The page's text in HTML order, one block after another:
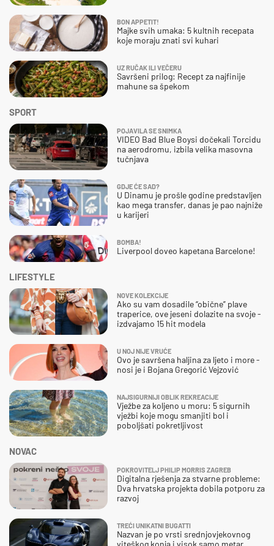
SPORT
POJAVILA SE SNIMKA
VIDEO Bad Blue Boysi dočekali Torcidu
na aerodromu, izbila velika masovna
tučnjava
GDJE ĆE SAD?
U Dinamu je prošle godine predstavljen
kao mega transfer, danas je pao najniže
u karijeri
BOMBA!
Liverpool doveo kapetana Barcelone!
BON APPETIT!
Majke svih umaka: 5 kultnih recepata
koje moraju znati svi kuhari
UZ RUČAK ILI VEČERU
Savršeni prilog: Recept za najfinije
mahune sa špekom
NOVAC
POKROVITELJ PHILIP MORRIS ZAGREB
Digitalna rješenja za stvarne probleme:
Dva hrvatska projekta dobila potporu za
razvoj
TREĆI UNIKATNI BUGATTI
Nazvan je po vrsti srednjovjekovnog
viteškog konja i visok samo metar
LIFESTYLE
NOVE KOLEKCIJE
Ako su vam dosadile “obične” plave
traperice, ove jeseni dolazite na svoje -
izdvajamo 15 hit modela
U NOJ NIJE VRUĆE
Ovo je savršena haljina za ljeto i more -
nosi je i Bojana Gregorić Vejzović
NAJSIGURNIJI OBLIK REKREACIJE
Vježbe za koljeno u moru: 5 sigurnih
vježbi koje mogu smanjiti bol i
poboljšati pokretljivost